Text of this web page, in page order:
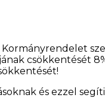
csökkentését
és ezzel